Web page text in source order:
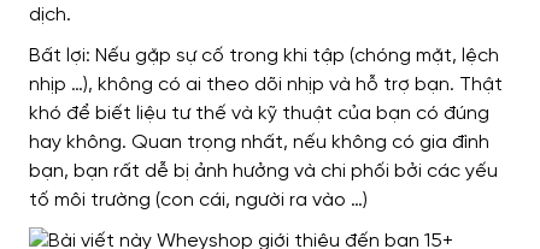
dịch.
Bất lợi: Nếu gặp sự cố trong khi tập (chóng mặt, lệch
nhịp …), không có ai theo dõi nhịp và hỗ trợ bạn. Thật
khó để biết liệu tư thế và kỹ thuật của bạn có đúng
hay không. Quan trọng nhất, nếu không có gia đình
bạn, bạn rất dễ bị ảnh hưởng và chi phối bởi các yếu
tố môi trường (con cái, người ra vào …)